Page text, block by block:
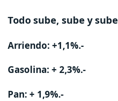
Todo sube, sube y sube
Arriendo: +1,1%.-
Gasolina: + 2,3%.-
Pan: + 1,9%.-